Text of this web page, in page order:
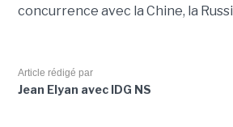
concurrence avec la Chine, la
Article rédigé par
Jean Elyan avec IDG NS